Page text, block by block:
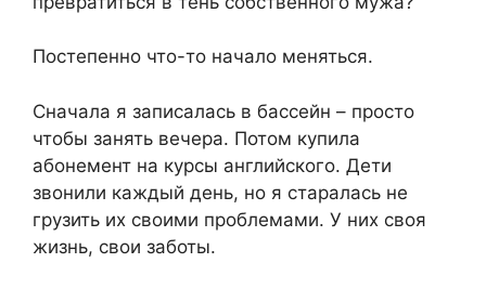
Постепенно что-то начало меняться.
Сначала я записалась в бассейн – просто
чтобы занять вечера. Потом купила
абонемент на курсы английского. Дети
звонили каждый день, но я старалась не
грузить их своими проблемами. У них своя
жизнь, свои заботы.